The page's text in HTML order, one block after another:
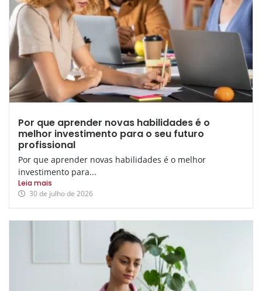
Por que aprender novas habilidades é o
melhor investimento para o seu futuro
profissional
Por que aprender novas habilidades é o melhor
investimento para...
Leia mais
30 de julho de 2026